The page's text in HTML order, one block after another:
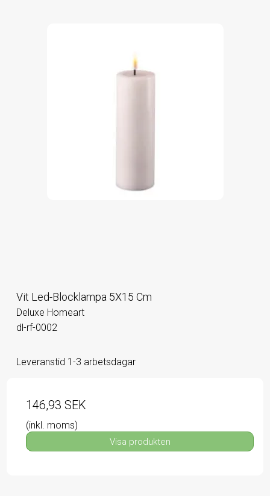
Vit Led-Blocklampa 5X15 Cm
Deluxe Homeart
dl-rf-0002
Leveranstid 1-3 arbetsdagar
146,93 SEK
(inkl. moms)
Visa produkten